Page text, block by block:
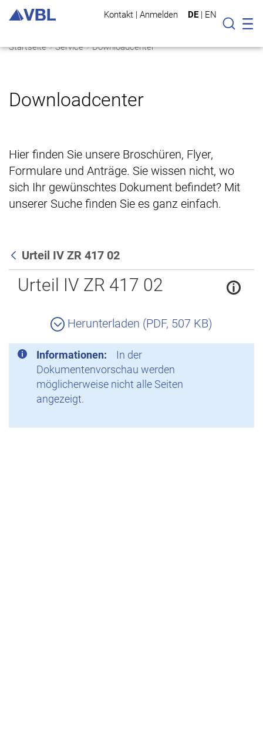
Kontakt | Anmelden DE | EN
Suche
Startseite Service Downloadcenter
Downloadcenter
Hier finden Sie unsere Broschüren, Flyer,
Formulare und Anträge. Sie wissen nicht, wo
sich Ihr gewünschtes Dokument befindet? Mit
unserer Suche finden Sie es ganz einfach.
Zurück
Urteil IV ZR 417 02
Urteil IV ZR 417 02
Herunterladen (PDF, 507 KB)
Informationen:
In der
Dokumentenvorschau werden
möglicherweise nicht alle Seiten
angezeigt.